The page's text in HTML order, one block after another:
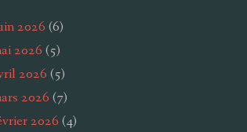
2026 (6)
2026 (5)
2026 (5)
2026 (7)
2026 (4)